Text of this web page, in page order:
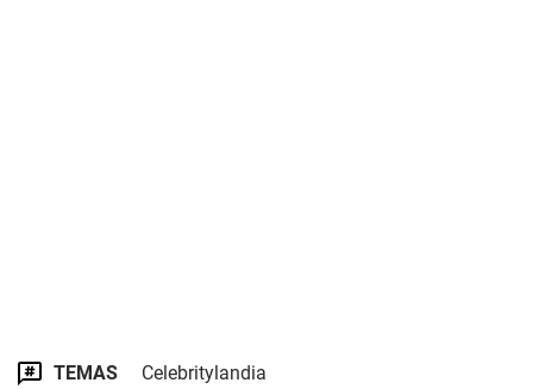
TEMAS Celebritylandia